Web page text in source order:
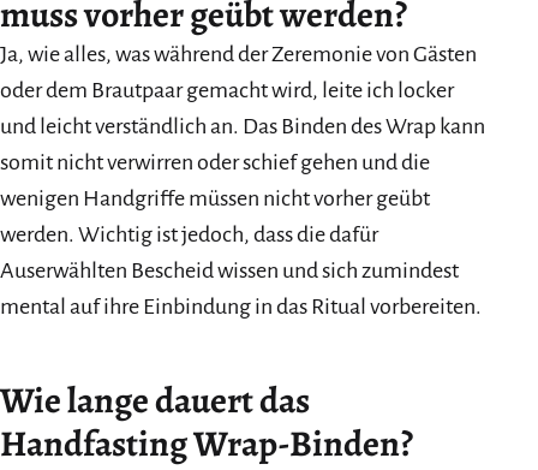
muss vorher geübt werden?
Ja, wie alles, was während der Zeremonie von Gästen
oder dem Brautpaar gemacht wird, leite ich locker
und leicht verständlich an. Das Binden des Wrap kann
somit nicht verwirren oder schief gehen und die
wenigen Handgriffe müssen nicht vorher geübt
werden. Wichtig ist jedoch, dass die dafür
Auserwählten Bescheid wissen und sich zumindest
mental auf ihre Einbindung in das Ritual vorbereiten.
Wie lange dauert das
Handfasting Wrap-Binden?